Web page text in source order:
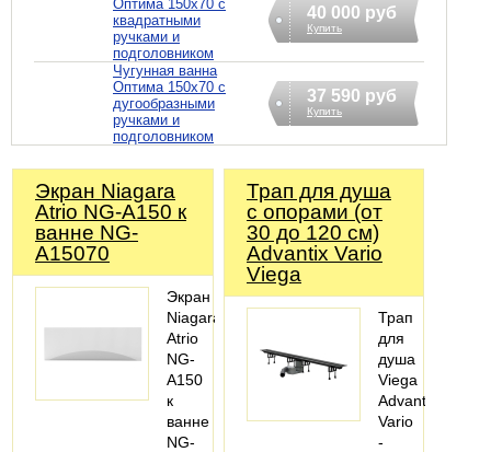
Оптима 150х70 с
квадратными
ручками и
подголовником
40 000 руб
Купить
Чугунная ванна
Оптима 150х70 с
дугообразными
ручками и
подголовником
37 590 руб
Купить
Экран Niagara
Atrio NG-A150 к
ванне NG-
A15070
Экран
Niagara
Atrio
NG-
A150
к
ванне
NG-
Трап для душа
с опорами (от
30 до 120 см)
Advantix Vario
Viega
Трап
для
душа
Viega
Advantix
Vario
-